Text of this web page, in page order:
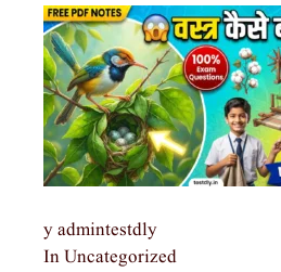
y admintestdly
In Uncategorized